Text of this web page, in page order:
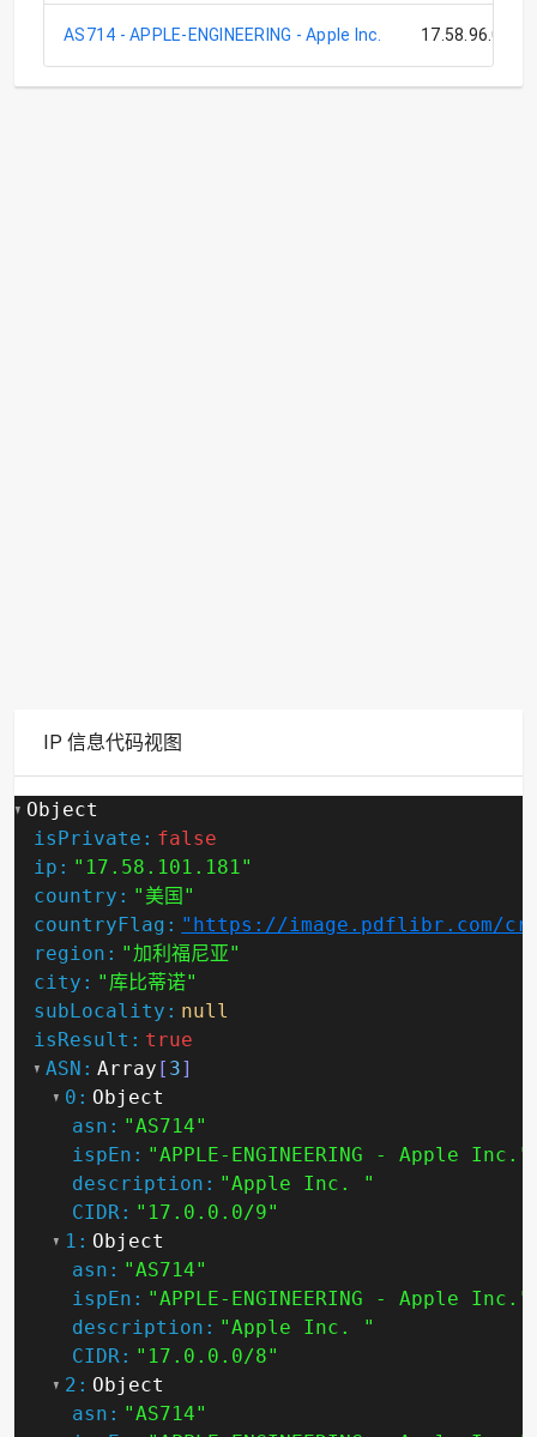
AS714 - APPLE-ENGINEERING - Apple Inc. 17.58.96.0/21
IP 信息代码视图
Object
isPrivate: false
ip: "17.58.101.181"
country: "美国"
countryFlag: "https://image.pdflibr.com/
region: "加利福尼亚"
city: "库比蒂诺"
subLocality: null
isResult: true
ASN: Array [ 3]
0: Object
asn: "AS714"
ispEn: "APPLE-ENGINEERING - Apple Inc."
description: "Apple Inc. "
CIDR: "17.0.0.0/9"
1: Object
asn: "AS714"
ispEn: "APPLE-ENGINEERING - Apple Inc."
description: "Apple Inc. "
CIDR: "17.0.0.0/8"
2: Object
asn: "AS714"